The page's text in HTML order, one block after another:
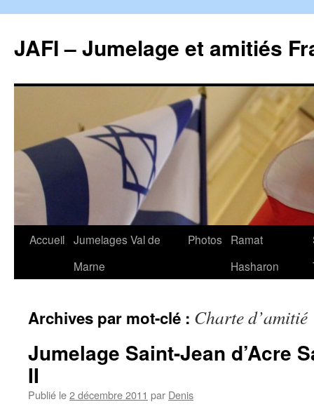
contenu
JAFI – Jumelage et amitiés
Accueil Jumelages Val de
Marne
Photos
Ramat
Hasharon
Archives par mot-clé : Charte d’amitié
Jumelage Saint-Jean d’Acre
II
Publié le2 décembre 2011 par Denis